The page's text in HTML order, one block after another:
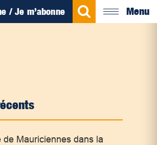
/ Je m’abonne Menu
de Mauriciennes dans la